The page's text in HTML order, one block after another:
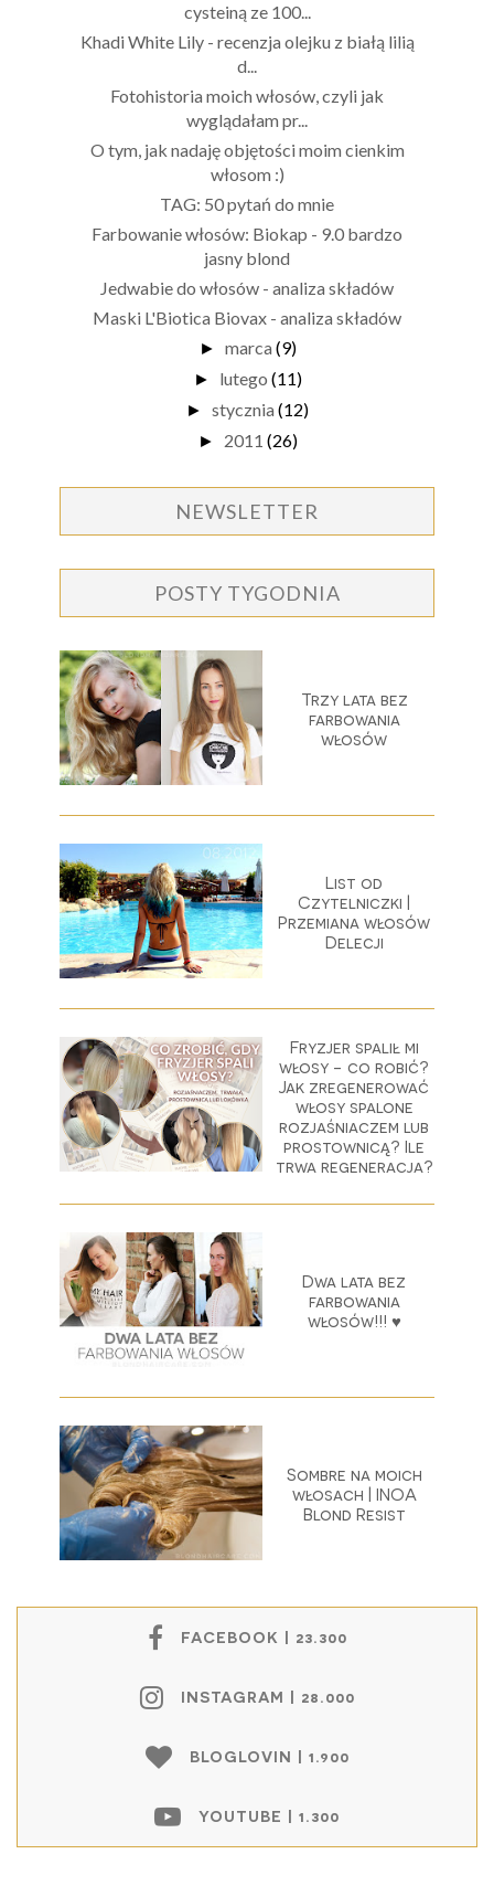
cysteiną ze 100...
Khadi White Lily - recenzja olejku z białą lilią
d...
Fotohistoria moich włosów, czyli jak
wyglądałam pr...
O tym, jak nadaję objętości moim cienkim
włosom :)
TAG: 50 pytań do mnie
Farbowanie włosów: Biokap - 9.0 bardzo
jasny blond
Jedwabie do włosów - analiza składów
Maski L'Biotica Biovax - analiza składów
► marca (9)
► lutego (11)
► stycznia (12)
► 2011 (26)
NEWSLETTER
POSTY TYGODNIA
Trzy lata bez
farbowania
włosów
List od
Czytelniczki |
Przemiana włosów
Delecji
Fryzjer spalił mi
włosy - co robić?
Jak zregenerować
włosy spalone
rozjaśniaczem lub
prostownicą? Ile
trwa regeneracja?
Dwa lata bez
farbowania
włosów!!! ♥
Sombre na moich
włosach | INOA
Blond Resist
FACEBOOK | 23.300
INSTAGRAM | 28.000
BLOGLOVIN | 1.900
YOUTUBE | 1.300